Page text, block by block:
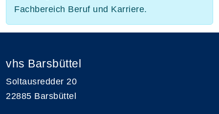
Fachbereich Beruf und Karriere.
vhs Barsbüttel
Soltausredder 20
22885 Barsbüttel